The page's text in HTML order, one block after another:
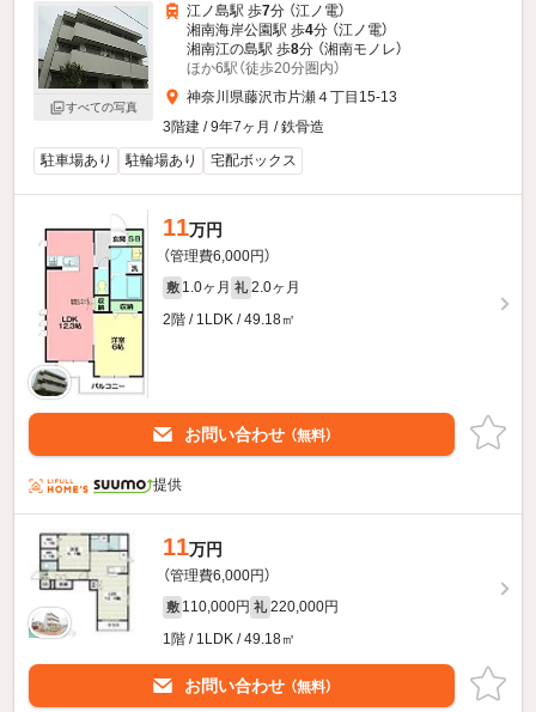
すべての写真
江ノ島駅 歩7分 （江ノ電）
湘南海岸公園駅 歩4分 （江ノ電）
湘南江の島駅 歩8分 （湘南モノレ）
ほか6駅（徒歩20分圏内）
神奈川県藤沢市片瀬４丁目15-13
3階建 / 9年7ヶ月 / 鉄骨造
駐車場あり
駐輪場あり 宅配ボックス
11万円
（管理費6,000円）
敷 1.0ヶ月 礼 2.0ヶ月
2階 / 1LDK / 49.18㎡
お問い合わせ （無料）
提供
11万円
（管理費6,000円）
敷 110,000円 礼 220,000円
1階 / 1LDK / 49.18㎡
お問い合わせ （無料）